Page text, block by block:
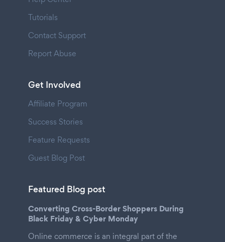
Tutorials
Contact Support
Report Abuse
Get Involved
Affiliate Program
Success Stories
Feature Requests
Guest Blog Post
Featured Blog post
Converting Cross-Border Shoppers During
Black Friday & Cyber Monday
Online commerce is an integral part of the